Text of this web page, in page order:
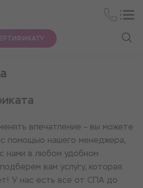
впечатление – вы можете
помощью нашего менеджера,
нами в любом удобном
вам услугу, которая
У нас есть все от СПА до